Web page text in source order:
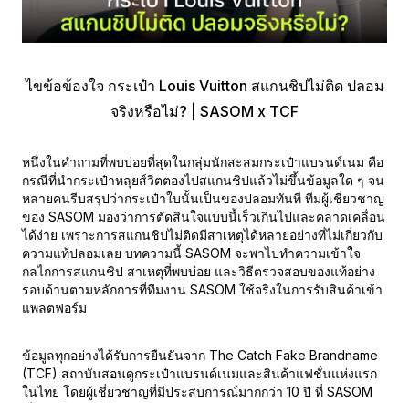
ไขข้อข้องใจ กระเป๋า Louis Vuitton สแกนชิปไม่ติด ปลอม
จริงหรือไม่? | SASOM x TCF
หนึ่งในคำถามที่พบบ่อยที่สุดในกลุ่มนักสะสมกระเป๋าแบรนด์เนม คือ
กรณีที่นำกระเป๋าหลุยส์วิตตองไปสแกนชิปแล้วไม่ขึ้นข้อมูลใด ๆ จน
หลายคนรีบสรุปว่ากระเป๋าใบนั้นเป็นของปลอมทันที ทีมผู้เชี่ยวชาญ
ของ SASOM มองว่าการตัดสินใจแบบนี้เร็วเกินไปและคลาดเคลื่อน
ได้ง่าย เพราะการสแกนชิปไม่ติดมีสาเหตุได้หลายอย่างที่ไม่เกี่ยวกับ
ความแท้ปลอมเลย บทความนี้ SASOM จะพาไปทำความเข้าใจ
กลไกการสแกนชิป สาเหตุที่พบบ่อย และวิธีตรวจสอบของแท้อย่าง
รอบด้านตามหลักการที่ทีมงาน SASOM ใช้จริงในการรับสินค้าเข้า
แพลตฟอร์ม
ข้อมูลทุกอย่างได้รับการยืนยันจาก The Catch Fake Brandname
(TCF) สถาบันสอนดูกระเป๋าแบรนด์เนมและสินค้าแฟชั่นแห่งแรก
ในไทย โดยผู้เชี่ยวชาญที่มีประสบการณ์มากกว่า 10 ปี ที่ SASOM